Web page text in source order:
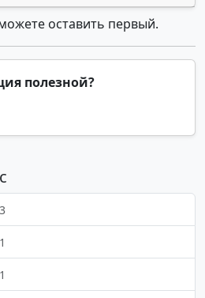
оставить первый.
полезной?
3
1
1